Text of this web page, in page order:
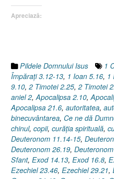
dă
/
ia)”
Apreciază:
Pildele Domnului Isus 1
Împăraţi 3.12-13, 1 Ioan 5.16, 1
9.10, 2 Timotei 2.25, 2 Timotei
aniel 2,Apocalipsa 2.10,
Apocalipsa 21.6, autoritatea,
binecuvântarea, Ce ne dă
chinul, copii, curăţia spirituală,
Deuteronom 11.14-15,
Deuteronom 26.19,
Sfant, Exod 14.13, Exod 16.8,
Ezechiel 23.46, Ezechiel 29.21,